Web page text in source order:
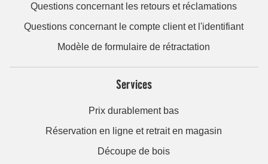
Questions concernant les retours et réclamations
Questions concernant le compte client et l'identifiant
Modèle de formulaire de rétractation
Services
Prix durablement bas
Réservation en ligne et retrait en magasin
Découpe de bois